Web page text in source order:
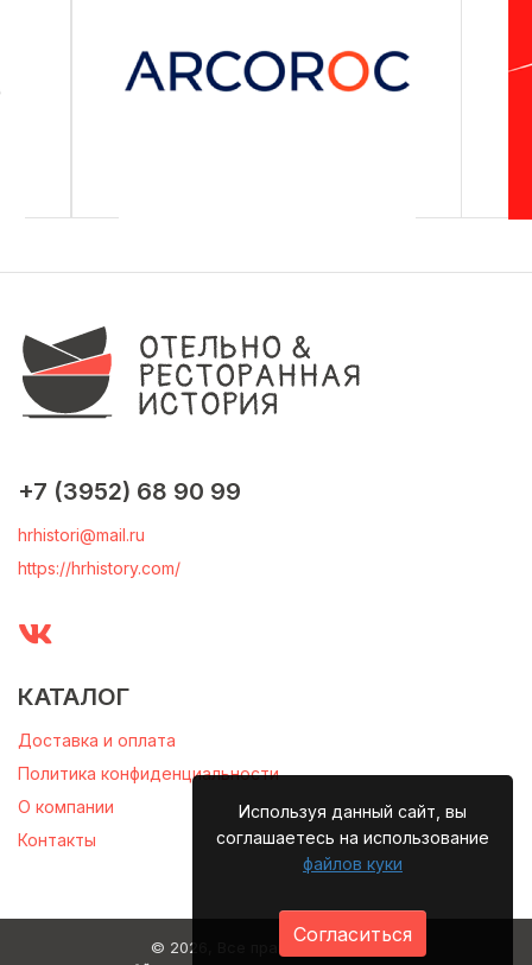
Используя данный сайт, вы
соглашаетесь на использование
файлов куки
Согласиться
+7 (3952) 68 90 99
hrhistori@mail.ru
https://hrhistory.com/
КАТАЛОГ
Доставка и оплата
Политика конфиденциальности
О компании
Контакты
© 2026, Все права защищены